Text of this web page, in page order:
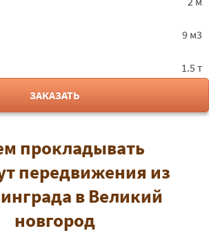
9 м3
1.5 т
ЗАКАЗАТЬ
прокладывать
передвижения из
в Великий
новгород